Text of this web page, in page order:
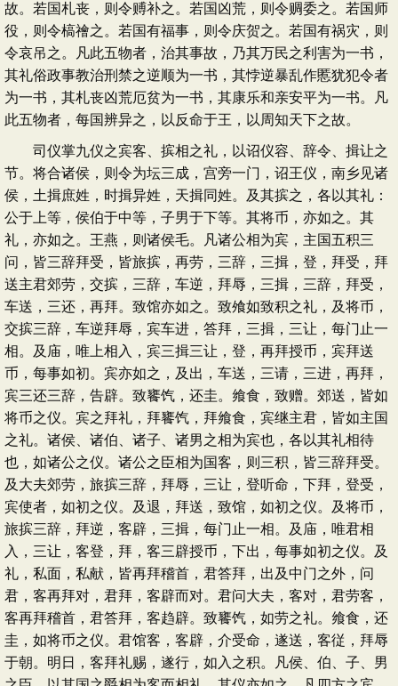
故。若国札丧，则令赙补之。若国凶荒，则令赒委之。若国师
役，则令槁禬之。若国有福事，则令庆贺之。若国有祸灾，则
令哀吊之。凡此五物者，治其事故，乃其万民之利害为一书，
其礼俗政事教治刑禁之逆顺为一书，其悖逆暴乱作慝犹犯令者
为一书，其札丧凶荒厄贫为一书，其康乐和亲安平为一书。凡
此五物者，每国辨异之，以反命于王，以周知天下之故。
司仪掌九仪之宾客、摈相之礼，以诏仪容、辞令、揖让之
节。将合诸侯，则令为坛三成，宫旁一门，诏王仪，南乡见诸
侯，土揖庶姓，时揖异姓，天揖同姓。及其摈之，各以其礼：
公于上等，侯伯于中等，子男于下等。其将币，亦如之。其
礼，亦如之。王燕，则诸侯毛。凡诸公相为宾，主国五积三
问，皆三辞拜受，皆旅摈，再劳，三辞，三揖，登，拜受，拜
送主君郊劳，交摈，三辞，车逆，拜辱，三揖，三辞，拜受，
车送，三还，再拜。致馆亦如之。致飧如致积之礼，及将币，
交摈三辞，车逆拜辱，宾车进，答拜，三揖，三让，每门止一
相。及庙，唯上相入，宾三揖三让，登，再拜授币，宾拜送
币，每事如初。宾亦如之，及出，车送，三请，三进，再拜，
宾三还三辞，告辟。致饔饩，还圭。飨食，致赠。郊送，皆如
将币之仪。宾之拜礼，拜饔饩，拜飨食，宾继主君，皆如主国
之礼。诸侯、诸伯、诸子、诸男之相为宾也，各以其礼相待
也，如诸公之仪。诸公之臣相为国客，则三积，皆三辞拜受。
及大夫郊劳，旅摈三辞，拜辱，三让，登听命，下拜，登受，
宾使者，如初之仪。及退，拜送，致馆，如初之仪。及将币，
旅摈三辞，拜逆，客辟，三揖，每门止一相。及庙，唯君相
入，三让，客登，拜，客三辟授币，下出，每事如初之仪。及
礼，私面，私献，皆再拜稽首，君答拜，出及中门之外，问
君，客再拜对，君拜，客辟而对。君问大夫，客对，君劳客，
客再拜稽首，君答拜，客趋辟。致饔饩，如劳之礼。飨食，还
圭，如将币之仪。君馆客，客辟，介受命，遂送，客従，拜辱
于朝。明日，客拜礼赐，遂行，如入之积。凡侯、伯、子、男